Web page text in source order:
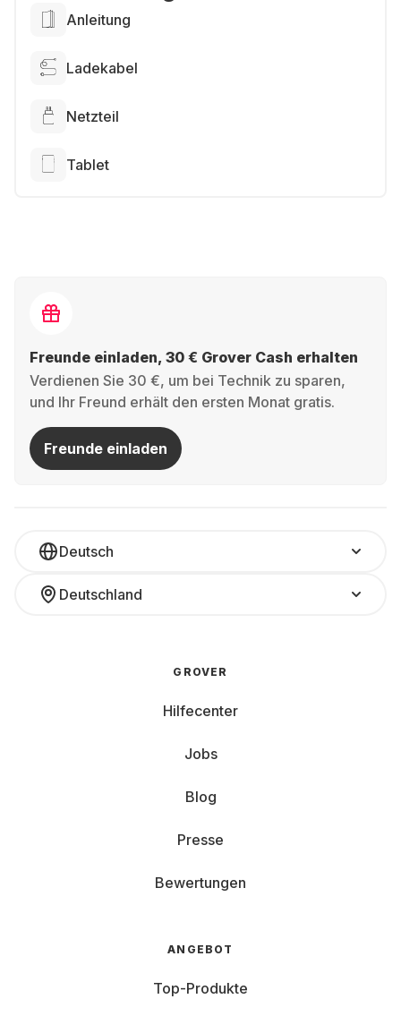
Anleitung
Ladekabel
Netzteil
Tablet
Freunde einladen, 30 € Grover Cash erhalten
Verdienen Sie 30 €, um bei Technik zu sparen,
und Ihr Freund erhält den ersten Monat gratis.
Freunde einladen
Deutsch
Deutschland
GROVER
Hilfecenter
Jobs
Blog
Presse
Bewertungen
ANGEBOT
Top-Produkte